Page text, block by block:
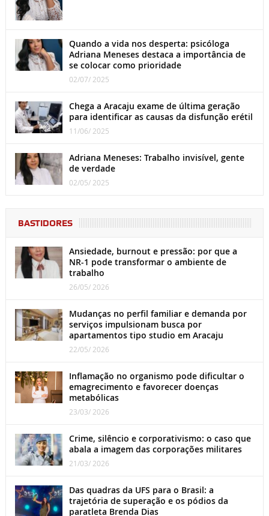
Quando a vida nos desperta: psicóloga
Adriana Meneses destaca a importância de
se colocar como prioridade
02/07/ 2025
Chega a Aracaju exame de última geração
para identificar as causas da disfunção erétil
11/06/ 2025
Adriana Meneses: Trabalho invisível, gente
de verdade
02/05/ 2025
BASTIDORES
Ansiedade, burnout e pressão: por que a
NR-1 pode transformar o ambiente de
trabalho
26/05/ 2026
Mudanças no perfil familiar e demanda por
serviços impulsionam busca por
apartamentos tipo studio em Aracaju
22/05/ 2026
Inflamação no organismo pode dificultar o
emagrecimento e favorecer doenças
metabólicas
23/03/ 2026
Crime, silêncio e corporativismo: o caso que
abala a imagem das corporações militares
21/03/ 2026
Das quadras da UFS para o Brasil: a
trajetória de superação e os pódios da
paratleta Brenda Dias